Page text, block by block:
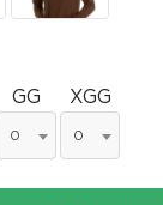
GG
0
XGG
0